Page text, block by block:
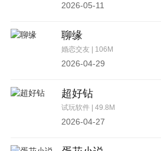
2026-05-11
聊缘
婚恋交友 | 106M
2026-04-29
超好钻
试玩软件 | 49.8M
2026-04-27